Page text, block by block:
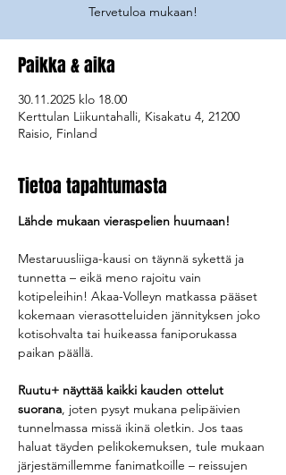
Tervetuloa mukaan!
Paikka & aika
30.11.2025 klo 18.00
Kerttulan Liikuntahalli, Kisakatu 4, 21200
Raisio, Finland
Tietoa tapahtumasta
Lähde mukaan vieraspelien huumaan!
Mestaruusliiga-kausi on täynnä sykettä ja
tunnetta – eikä meno rajoitu vain
kotipeleihin! Akaa-Volleyn matkassa pääset
kokemaan vierasotteluiden jännityksen joko
kotisohvalta tai huikeassa faniporukassa
paikan päällä.
Ruutu+ näyttää kaikki kauden ottelut
suorana, joten pysyt mukana pelipäivien
tunnelmassa missä ikinä oletkin. Jos taas
haluat täyden pelikokemuksen, tule mukaan
järjestämillemme fanimatkoille – reissujen